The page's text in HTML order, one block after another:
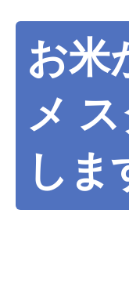
お米
メ
しま